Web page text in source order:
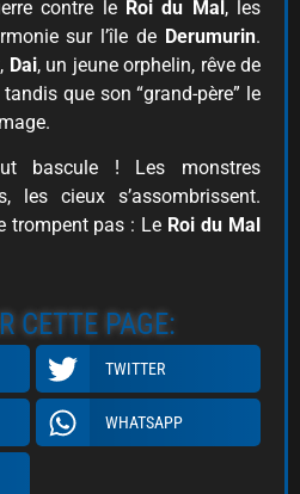
contre le Roi du Mal, les
sur l’île de Derumurin.
Dai, un jeune orphelin, rêve de
que son “grand-père” le
bascule ! Les monstres
les cieux s’assombrissent.
trompent pas : Le Roi du Mal
CETTE PAGE:
TWITTER
WHATSAPP